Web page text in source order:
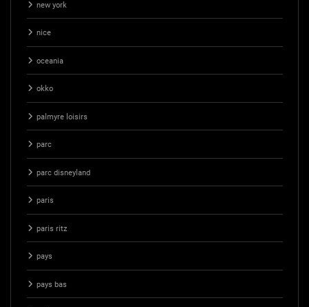
new york
nice
oceania
okko
palmyre loisirs
parc
parc disneyland
paris
paris ritz
pays
pays bas